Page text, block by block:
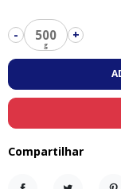
- 500 +
Compartilhar